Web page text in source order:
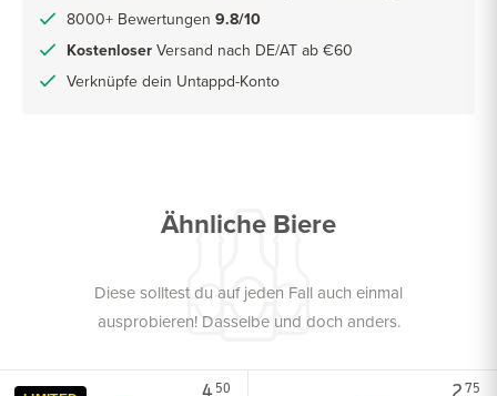
8000+ Bewertungen 9.8/10
Kostenloser Versand nach DE/AT ab €60
Verknüpfe dein Untappd-Konto
Ähnliche Biere
Diese solltest du auf jeden Fall auch einmal
ausprobieren! Dasselbe und doch anders.
50 75